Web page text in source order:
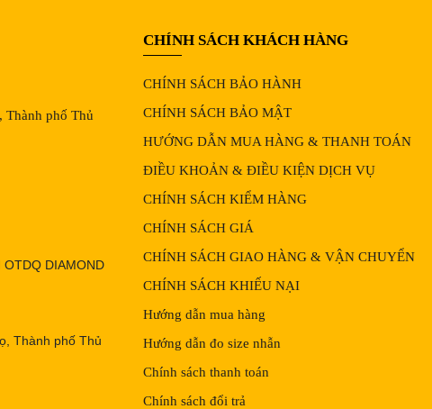
phố Thủ
DIAMOND
Thành phố Thủ
CHÍNH SÁCH KHÁCH HÀNG
CHÍNH SÁCH BẢO HÀNH
CHÍNH SÁCH BẢO MẬT
HƯỚNG DẪN MUA HÀNG & THANH TOÁN
ĐIỀU KHOẢN & ĐIỀU KIỆN DỊCH VỤ
CHÍNH SÁCH KIỂM HÀNG
CHÍNH SÁCH GIÁ
CHÍNH SÁCH GIAO HÀNG & VẬN CHUYỂN
CHÍNH SÁCH KHIẾU NẠI
Hướng dẫn mua hàng
Hướng dẫn đo size nhẫn
Chính sách thanh toán
Chính sách đổi trả